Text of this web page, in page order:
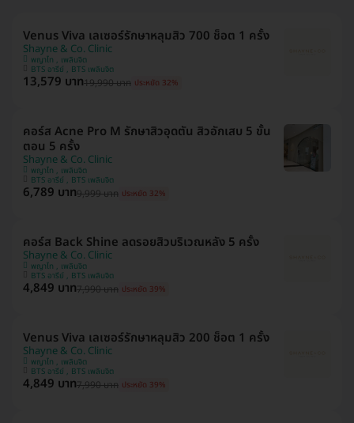
Venus Viva เลเซอร์รักษาหลุมสิว 700 ช็อต 1 ครั้ง
Shayne & Co. Clinic
พญาไท , เพลินจิต
BTS อารีย์ , BTS เพลินจิต
13,579 บาท19,990 บาท ประหยัด 32%
คอร์ส Acne Pro M รักษาสิวอุดตัน สิวอักเสบ 5 ขั้น
ตอน 5 ครั้ง
Shayne & Co. Clinic
พญาไท , เพลินจิต
BTS อารีย์ , BTS เพลินจิต
6,789 บาท9,999 บาท ประหยัด 32%
คอร์ส Back Shine ลดรอยสิวบริเวณหลัง 5 ครั้ง
Shayne & Co. Clinic
พญาไท , เพลินจิต
BTS อารีย์ , BTS เพลินจิต
4,849 บาท7,990 บาท ประหยัด 39%
Venus Viva เลเซอร์รักษาหลุมสิว 200 ช็อต 1 ครั้ง
Shayne & Co. Clinic
พญาไท , เพลินจิต
BTS อารีย์ , BTS เพลินจิต
4,849 บาท7,990 บาท ประหยัด 39%